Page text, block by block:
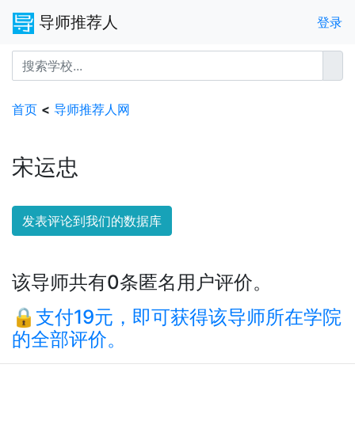
导师推荐人 登录
首页 < 导师推荐人网
宋运忠
发表评论到我们的数据库
该导师共有0条匿名用户评价。
🔒支付19元，即可获得该导师所在学院
的全部评价。